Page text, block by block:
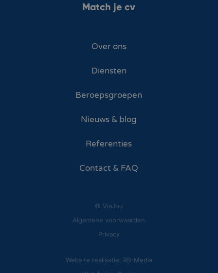
Match je cv
Over ons
Diensten
Beroepsgroepen
Nieuws & blog
Referenties
Contact & FAQ
© ViaJou
Algemene voorwaarden
Privacy
Website realisatie: RB-Media